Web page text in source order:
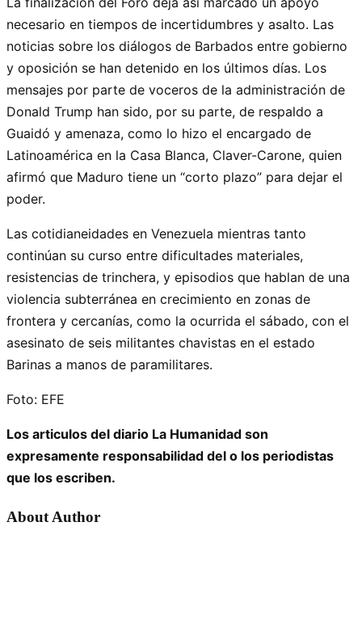
necesario en tiempos de incertidumbres y asalto. Las
noticias sobre los diálogos de Barbados entre gobierno
y oposición se han detenido en los últimos días. Los
mensajes por parte de voceros de la administración de
Donald Trump han sido, por su parte, de respaldo a
Guaidó y amenaza, como lo hizo el encargado de
Latinoamérica en la Casa Blanca, Claver-Carone, quien
afirmó que Maduro tiene un “corto plazo” para dejar el
poder.
Las cotidianeidades en Venezuela mientras tanto
continúan su curso entre dificultades materiales,
resistencias de trinchera, y episodios que hablan de una
violencia subterránea en crecimiento en zonas de
frontera y cercanías, como la ocurrida el sábado, con el
asesinato de seis militantes chavistas en el estado
Barinas a manos de paramilitares.
Foto: EFE
Los articulos del diario La Humanidad son
expresamente responsabilidad del o los periodistas
que los escriben.
About Author